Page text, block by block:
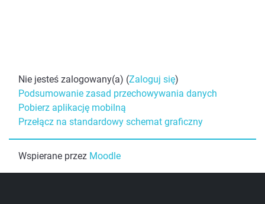
Nie jesteś zalogowany(a) (Zaloguj się)
Podsumowanie zasad przechowywania danych
Pobierz aplikację mobilną
Przełącz na standardowy schemat graficzny
Wspierane przez Moodle